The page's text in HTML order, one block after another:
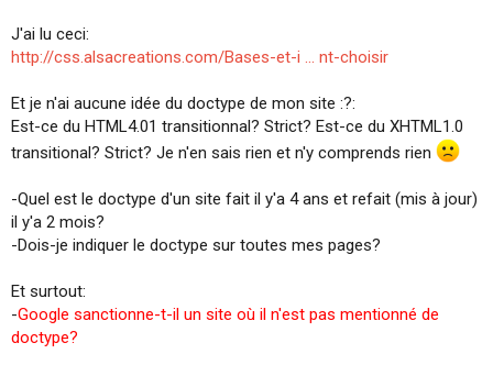
J'ai lu ceci:
http://css.alsacreations.com/Bases-et-i ... nt-choisir
Et je n'ai aucune idée du doctype de mon site :?:
Est-ce du HTML4.01 transitionnal? Strict? Est-ce du XHTML1.0
transitional? Strict? Je n'en sais rien et n'y comprends rien
-Quel est le doctype d'un site fait il y'a 4 ans et refait (mis à jour)
il y'a 2 mois?
-Dois-je indiquer le doctype sur toutes mes pages?
Et surtout:
-Google sanctionne-t-il un site où il n'est pas mentionné de
doctype?